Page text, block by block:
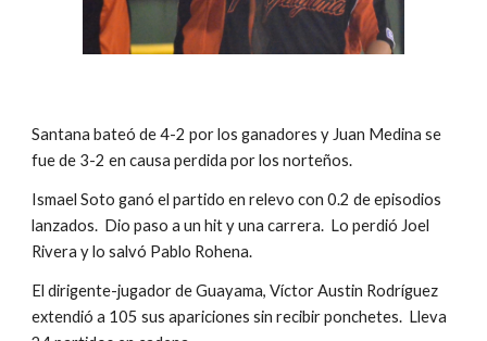
Santana bateó de 4-2 por los ganadores y Juan Medina se
fue de 3-2 en causa perdida por los norteños.
Ismael Soto ganó el partido en relevo con 0.2 de episodios
lanzados.  Dio paso a un hit y una carrera.  Lo perdió Joel
Rivera y lo salvó Pablo Rohena.
El dirigente-jugador de Guayama, Víctor Austin Rodríguez
extendió a 105 sus apariciones sin recibir ponchetes.  Lleva